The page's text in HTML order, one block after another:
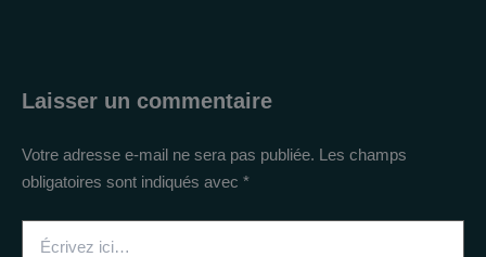
Laisser un commentaire
Votre adresse e-mail ne sera pas publiée. Les champs
obligatoires sont indiqués avec *
ici…